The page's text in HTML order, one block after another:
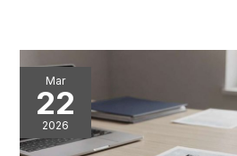
Mar
22
2026